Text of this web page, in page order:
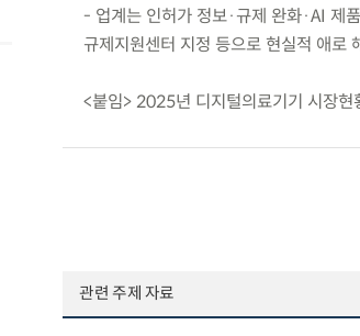
- 업계는 인허가 정보·규제 완화·AI 제
규제지원센터 지정 등으로 현실적 애로
<붙임> 2025년 디지털의료기기 시장현
관련 주제 자료